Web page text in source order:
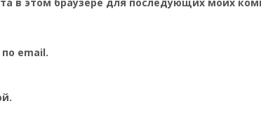
email.